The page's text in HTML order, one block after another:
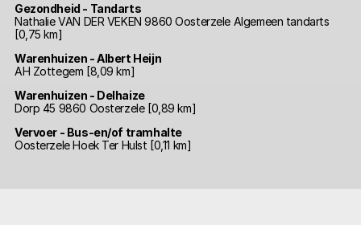
Gezondheid - Tandarts
Nathalie VAN DER VEKEN 9860 Oosterzele Algemeen tandarts
[0,75 km]
Warenhuizen - Albert Heijn
AH Zottegem [8,09 km]
Warenhuizen - Delhaize
Dorp 45 9860 Oosterzele [0,89 km]
Vervoer - Bus-en/of tramhalte
Oosterzele Hoek Ter Hulst [0,11 km]